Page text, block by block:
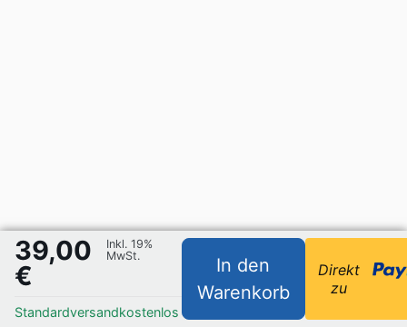
39,00
€
Inkl. 19%
MwSt.
Standardversandkostenlos
In den
Warenkorb
Direkt
zu